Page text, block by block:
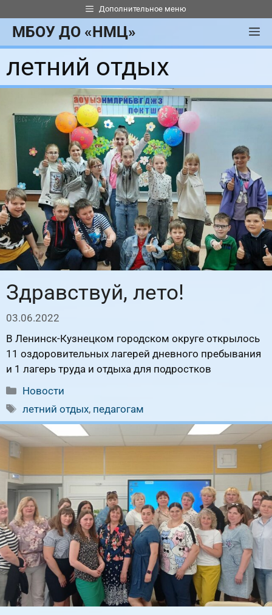
к
содержимому
Дополнительное меню
МБОУ ДО «НМЦ»
летний отдых
Здравствуй, лето!
03.06.2022
В Ленинск-Кузнецком городском округе открылось
11 оздоровительных лагерей дневного пребывания
и 1 лагерь труда и отдыха для подростков
Рубрики
Новости
Метки
летний отдых, педагогам